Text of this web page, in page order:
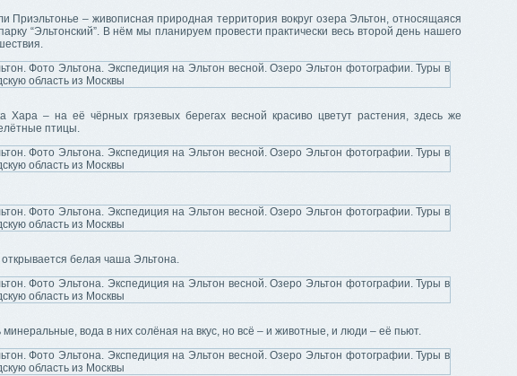
Приэльтонье – живописная природная территория вокруг озера Эльтон, относящаяся
“Эльтонский”. В нём мы планируем провести практически весь второй день нашего
Хара – на её чёрных грязевых берегах весной красиво цветут растения, здесь же
птицы.
белая чаша Эльтона.
минеральные, вода в них солёная на вкус, но всё – и животные, и люди – её пьют.